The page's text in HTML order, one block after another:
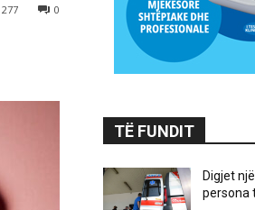
0
277
TË FUNDIT
Digjet
persona